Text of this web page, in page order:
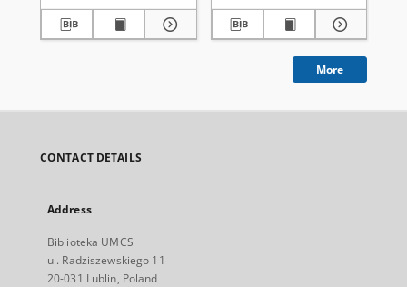
More
CONTACT DETAILS
Address
Biblioteka UMCS
ul. Radziszewskiego 11
20-031 Lublin, Poland